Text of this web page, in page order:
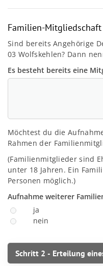
Familien-Mitgliedschaft
Sind bereits Angehörige
03 Wolfskehlen? Dann
Es besteht bereits eine
Möchtest du die
Rahmen der
(Familienmitglieder sind
unter 18 Jahren. Ein
Personen möglich.)
Aufnahme weiterer
ja
nein